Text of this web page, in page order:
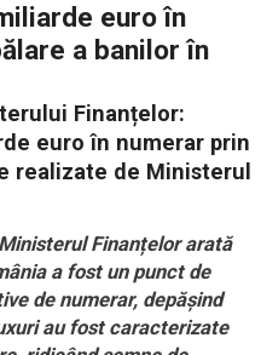
euro în
a banilor în
Finanțelor:
euro în numerar prin
realizate de Ministerul
Finanțelor arată
a fost un punct de
de numerar, depășind
au fost caracterizate